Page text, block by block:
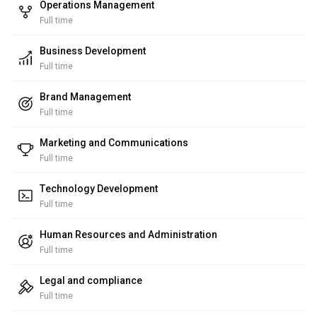
Operations Management
Full time
Business Development
Full time
Brand Management
Full time
Marketing and Communications
Full time
Technology Development
Full time
Human Resources and Administration
Full time
Legal and compliance
Full time